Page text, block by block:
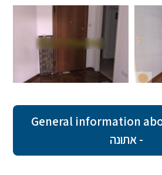
General information
- אתונה